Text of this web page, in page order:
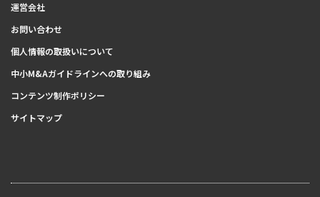
運営会社
お問い合わせ
個人情報の取扱いについて
中小M&Aガイドラインへの取り組み
コンテンツ制作ポリシー
サイトマップ